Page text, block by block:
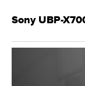
Sony UBP-